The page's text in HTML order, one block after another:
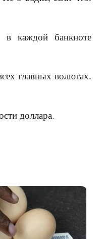
каждой банкноте
главных волютах.
доллара.